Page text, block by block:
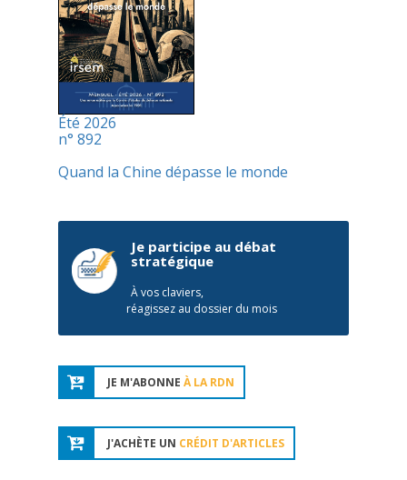
Été 2026
n° 892
Quand la Chine dépasse le monde
Je participe au débat
stratégique
À vos claviers,
réagissez au dossier du mois
JE M'ABONNE À LA RDN
J'ACHÈTE UN CRÉDIT D'ARTICLES